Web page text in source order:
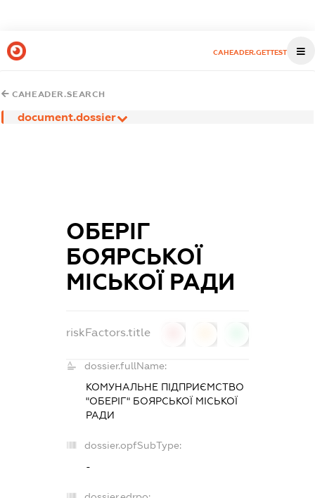
CAHEADER.GETTEST
CAHEADER.SEARCH
document.dossier
ОБЕРІГ
БОЯРСЬКОЇ
МІСЬКОЇ РАДИ
riskFactors.title
dossier.fullName:
КОМУНАЛЬНЕ ПІДПРИЄМСТВО
"ОБЕРІГ" БОЯРСЬКОЇ МІСЬКОЇ
РАДИ
dossier.opfSubType:
-